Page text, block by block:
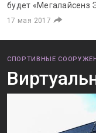
будет «Мегалайсенз
17 мая 2017
СПОРТИВНЫЕ